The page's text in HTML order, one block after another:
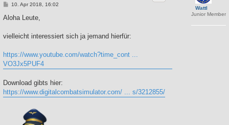
Wattl
Junior Member
B
i
a
10. Apr 2018, 16:02
Aloha Leute,
vielleicht interessiert sich ja jemand hierfür:
https://www.youtube.com/watch?time_cont ...
VO3Jx5PUF4
Download gibts hier:
https://www.digitalcombatsimulator.com/ ... s/3212855/